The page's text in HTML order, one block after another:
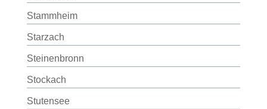
Stammheim
Starzach
Steinenbronn
Stockach
Stutensee